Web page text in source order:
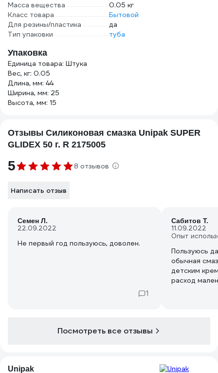
Масса вещества
0.05 кг
Класс товара
Бытовой
Для резины/пластика
да
Тип упаковки
туба
Упаковка
Единица товара: Штука
Вес, кг: 0.05
Длина, мм: 44
Ширина, мм: 25
Высота, мм: 15
Отзывы Силиконовая смазка Unipak SUPER
GLIDEX 50 г. R 2175005
5 8 отзывов
Написать отзыв
Семен Л.
22.09.2022
Не первый год пользуюсь, доволен.
1
Сабитов Т.
11.09.2022
Опыт
Пользуюсь
обычная
детским
расход
Посмотреть все отзывы
Unipak